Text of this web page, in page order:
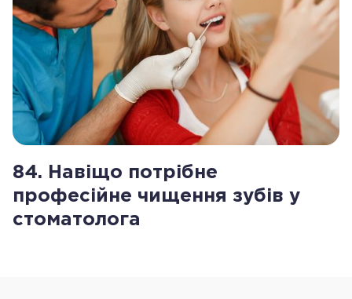
84. Навіщо потрібне
професійне чищення зубів у
стоматолога